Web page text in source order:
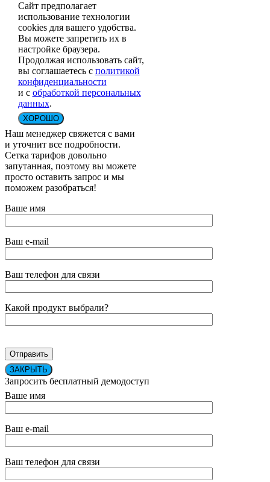
Сайт предполагает
использование технологии
cookies для вашего удобства.
Вы можете запретить их в
настройке браузера.
Продолжая использовать сайт,
вы соглашаетесь с политикой
конфиденциальности
и с обработкой персональных
данных.
ХОРОШО
Наш менеджер свяжется с вами
и уточнит все подробности.
Сетка тарифов довольно
запутанная, поэтому вы можете
просто оставить запрос и мы
поможем разобраться!
Ваше имя
Ваш e-mail
Ваш телефон для связи
Какой продукт выбрали?
ЗАКРЫТЬ
Запросить бесплатный демодоступ
Ваше имя
Ваш e-mail
Ваш телефон для связи